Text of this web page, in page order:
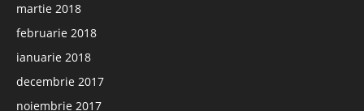
martie 2018
februarie 2018
ianuarie 2018
decembrie 2017
noiembrie 2017